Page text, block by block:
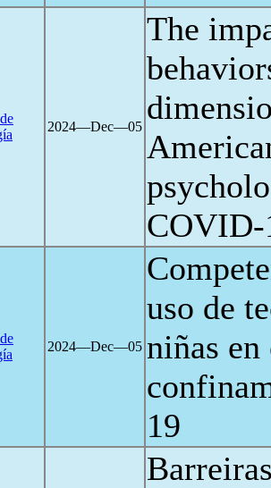
2024―Dec―05
The
COVID-
2024―Dec―05
uso de
niñas
19